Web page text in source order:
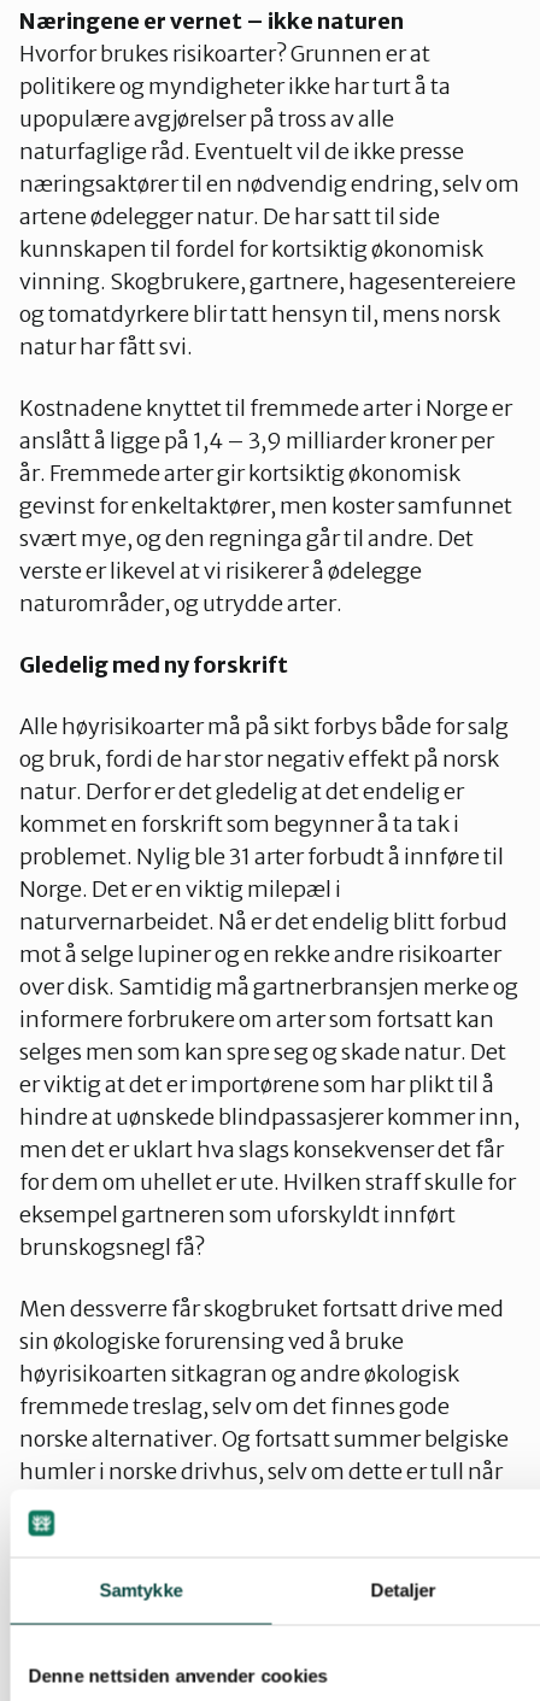
Samtykke Detaljer
Denne nettsiden anvender cookies
Næringene er vernet – ikke naturen
Hvorfor brukes risikoarter? Grunnen er at
politikere og myndigheter ikke har turt å ta
upopulære avgjørelser på tross av alle
naturfaglige råd. Eventuelt vil de ikke presse
næringsaktører til en nødvendig endring, selv om
artene ødelegger natur. De har satt til side
kunnskapen til fordel for kortsiktig økonomisk
vinning. Skogbrukere, gartnere, hagesentereiere
og tomatdyrkere blir tatt hensyn til, mens norsk
natur har fått svi.
Kostnadene knyttet til fremmede arter i Norge er
anslått å ligge på 1,4 – 3,9 milliarder kroner per
år. Fremmede arter gir kortsiktig økonomisk
gevinst for enkeltaktører, men koster samfunnet
svært mye, og den regninga går til andre. Det
verste er likevel at vi risikerer å ødelegge
naturområder, og utrydde arter.
Gledelig med ny forskrift
Alle høyrisikoarter må på sikt forbys både for salg
og bruk, fordi de har stor negativ effekt på norsk
natur. Derfor er det gledelig at det endelig er
kommet en forskrift som begynner å ta tak i
problemet. Nylig ble 31 arter forbudt å innføre til
Norge. Det er en viktig milepæl i
naturvernarbeidet. Nå er det endelig blitt forbud
mot å selge lupiner og en rekke andre risikoarter
over disk. Samtidig må gartnerbransjen merke og
informere forbrukere om arter som fortsatt kan
selges men som kan spre seg og skade natur. Det
er viktig at det er importørene som har plikt til å
hindre at uønskede blindpassasjerer kommer inn,
men det er uklart hva slags konsekvenser det får
for dem om uhellet er ute. Hvilken straff skulle for
eksempel gartneren som uforskyldt innført
brunskogsnegl få?
Men dessverre får skogbruket fortsatt drive med
sin økologiske forurensing ved å bruke
høyrisikoarten sitkagran og andre økologisk
fremmede treslag, selv om det finnes gode
norske alternativer. Og fortsatt summer belgiske
humler i norske drivhus, selv om dette er tull når
det finnes risikofrie alternativer. Det kunne til og
med vært en næringsvei for lokale
langreiste belgiske humler.
Forskriften vil hjelpe oss til å stanse bruken av en